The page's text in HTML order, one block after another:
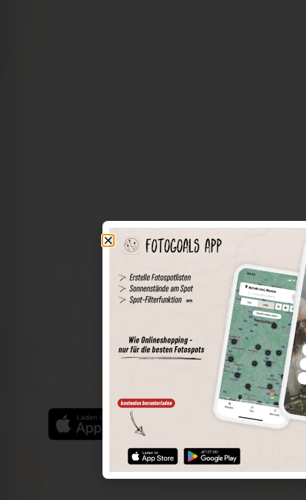
Die Welt der Orte in deiner Tasche
Spots speichern
Sonnenstände am Spot
Spotdetails
Filterfunktion
Finde die besten Fotospots noch einfacher mit unserer
App für iOS und Android und genieße einen größeren